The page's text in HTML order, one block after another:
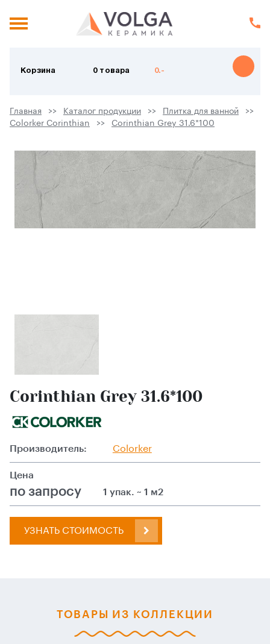
Корзина 0 товара 0.-
Главная Каталог продукции
Плитка для ванной
Colorker Corinthian
Corinthian Grey 31.6*100
Corinthian Grey 31.6*100
Производитель: Colorker
Цена
по запросу 1 упак. ~ 1 м2
УЗНАТЬ СТОИМОСТЬ
ТОВАРЫ ИЗ КОЛЛЕКЦИИ